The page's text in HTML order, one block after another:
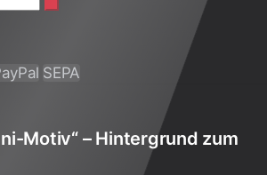
SEPA
Motiv“ – Hintergrund zum